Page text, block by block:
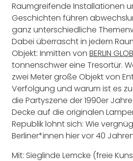
Raumgreifende Installationen
Geschichten führen
ganz unterschiedliche
Dabei überrascht in jedem
Objekt: Inmitten von BERLIN
tonnenschwer eine Tresortür.
zwei Meter große Objekt von
Verfolgung und warum ist es
die Partyszene der 1990er
Decke auf die originalen
Republik lohnt sich: Wie
Berliner*innen hier vor 40
Mit: Sieglinde Lemcke (freie